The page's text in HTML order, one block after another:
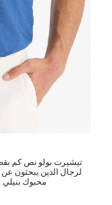
تيشيرت بولو نص كم
لرجال الذين يبحثون
محبوك بنيلي